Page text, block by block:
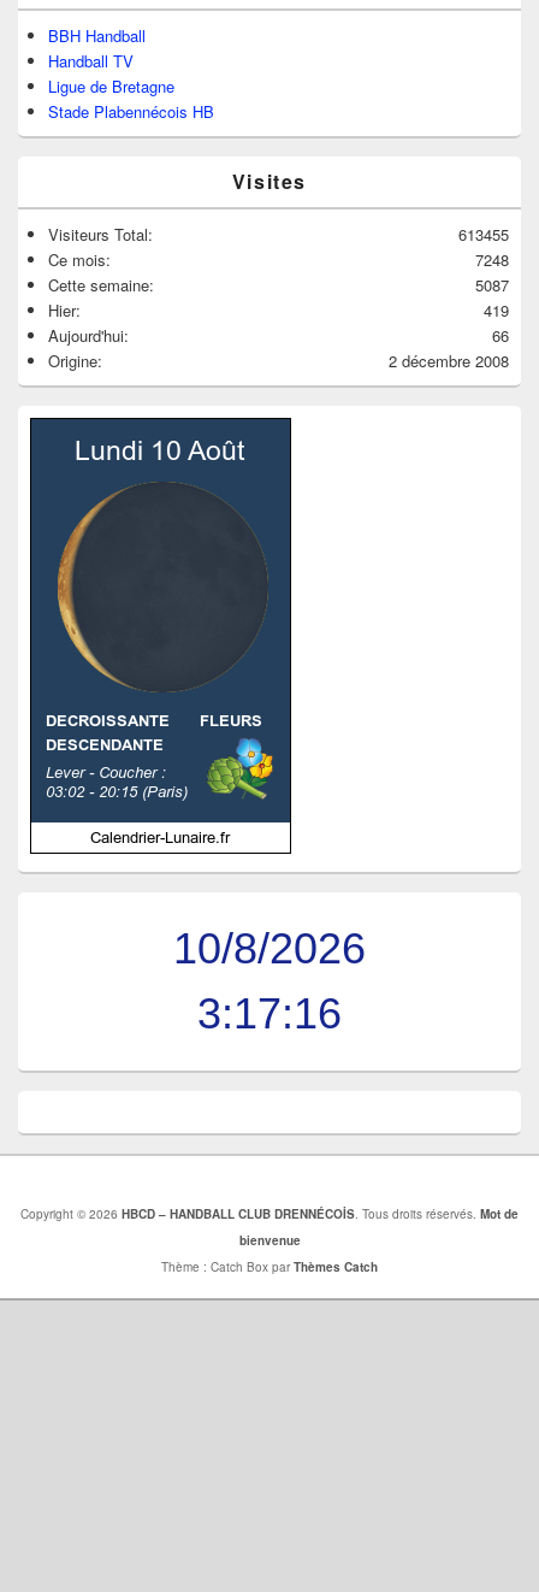
BBH Handball
Handball TV
Ligue de Bretagne
Stade Plabennécois HB
Visites
613455
Visiteurs Total:
7248
Ce mois:
5087
Cette semaine:
419
Hier:
66
Aujourd'hui:
2 décembre 2008
Origine:
10/8/2026
3:17:17
Copyright © 2026 HBCD – HANDBALL CLUB DRENNÉCOİS. Tous droits réservés. Mot de
bienvenue
Thème : Catch Box parThèmes Catch